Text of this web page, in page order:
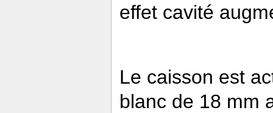
effet cavité
Le caisson est
blanc de 18 mm